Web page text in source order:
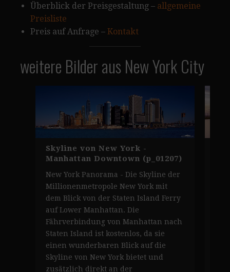
Überblick der Preisgestaltung – allgemeine
Preisliste
Preis auf Anfrage – Kontakt
weitere Bilder aus New York City
Skyline von New York -
Manhattan Downtown (p_01207)
New York Panorama - Die Skyline der
Millionenmetropole New York mit
dem Blick von der Staten Island Ferry
auf Lower Manhattan. Die
Fährverbindung von Manhattan nach
Staten Island ist kostenlos, da sie
einen wunderbaren Blick auf die
Skyline von New York bietet und
zusätzlich direkt an der